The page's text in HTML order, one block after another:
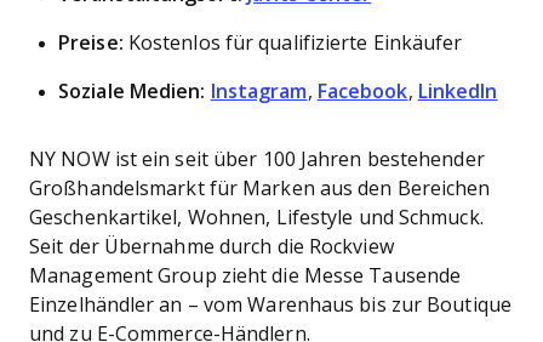
Preise: Kostenlos für qualifizierte Einkäufer
Soziale Medien: Instagram, Facebook, LinkedIn
NY NOW ist ein seit über 100 Jahren bestehender
Großhandelsmarkt für Marken aus den Bereichen
Geschenkartikel, Wohnen, Lifestyle und Schmuck.
Seit der Übernahme durch die Rockview
Management Group zieht die Messe Tausende
Einzelhändler an – vom Warenhaus bis zur Boutique
und zu E-Commerce-Händlern.